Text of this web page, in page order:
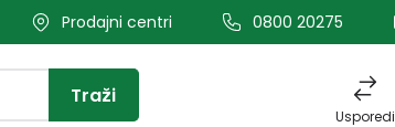
Prodajni centri 0800 20275
Usporedi
Traži